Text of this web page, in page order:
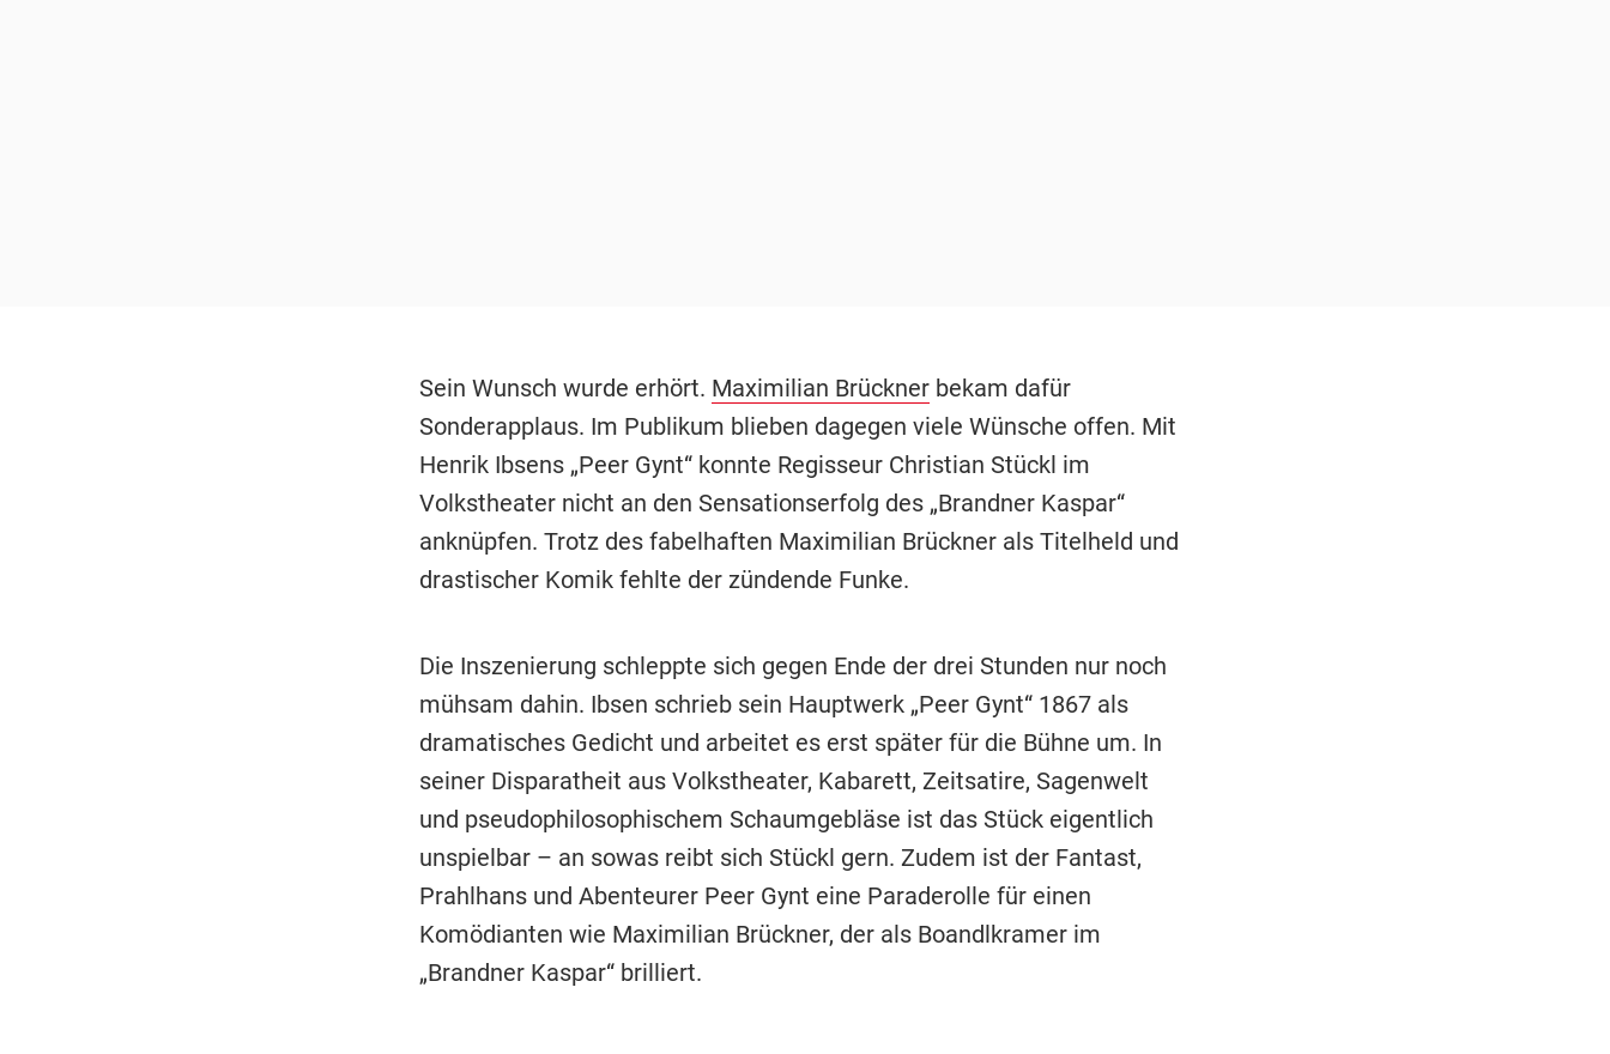
Sein Wunsch wurde erhört. Maximilian Brücknerbekam dafür
Sonderapplaus. Im Publikum blieben dagegen viele Wünsche offen. Mit
Henrik Ibsens „Peer Gynt“ konnte Regisseur Christian Stückl im
Volkstheater nicht an den Sensationserfolg des „Brandner Kaspar“
anknüpfen. Trotz des fabelhaften Maximilian Brückner als Titelheld und
drastischer Komik fehlte der zündende Funke.
Die Inszenierung schleppte sich gegen Ende der drei Stunden nur noch
mühsam dahin. Ibsen schrieb sein Hauptwerk „Peer Gynt“ 1867 als
dramatisches Gedicht und arbeitet es erst später für die Bühne um. In
seiner Disparatheit aus Volkstheater, Kabarett, Zeitsatire, Sagenwelt
und pseudophilosophischem Schaumgebläse ist das Stück eigentlich
unspielbar – an sowas reibt sich Stückl gern. Zudem ist der Fantast,
Prahlhans und Abenteurer Peer Gynt eine Paraderolle für einen
Komödianten wie Maximilian Brückner, der als Boandlkramer im
„Brandner Kaspar“ brilliert.